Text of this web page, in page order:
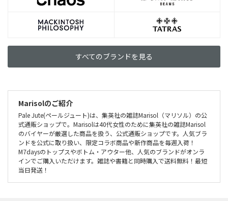
すべてのブランドを見る
Marisolのご紹介
Pale Jute(ペールジュート)は、集英社の雑誌Marisol（マリソル）の公
式通販ショップで。Marisolは40代女性のために集英社の雑誌Marisol
のバイヤーが厳選した商品を扱う、公式通販ショップです。人気ブラ
ンドを公式に取り扱い、限定コラボ商品や新作商品を毎週入荷！
M7daysのトップスやボトム・アウター他、人気のブランドがオンラ
インでご購入いただけます。雑誌や書籍と同時購入で送料無料！最短
当日発送！